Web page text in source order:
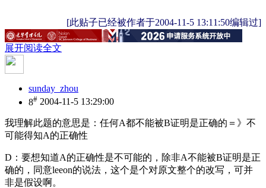
[此贴子已经被作者于2004-11-5 13:11:50编辑过]
展开阅读全文
sunday_zhou
8# 2004-11-5 13:29:00
我理解此题的意思是：任何A都不能被B证明是正确的＝》不
可能得知A的正确性
D：要想知道A的正确性是不可能的，除非A不能被B证明是正
确的，同意leeon的说法，这个是个对原文整个的改写，可并
非是假设啊。